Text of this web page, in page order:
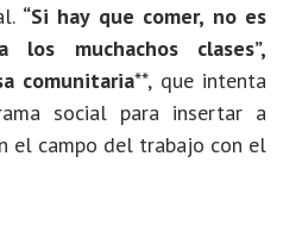
“Si hay que comer, no es
los muchachos clases”,
comunitaria**, que intenta
social para insertar a
el campo del trabajo con el